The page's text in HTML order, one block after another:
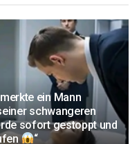
ein Mann
schwangeren
sofort gestoppt und
“